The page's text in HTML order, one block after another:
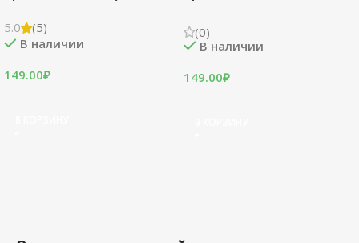
«Сианит»
В наличии
шахта»
В наличии